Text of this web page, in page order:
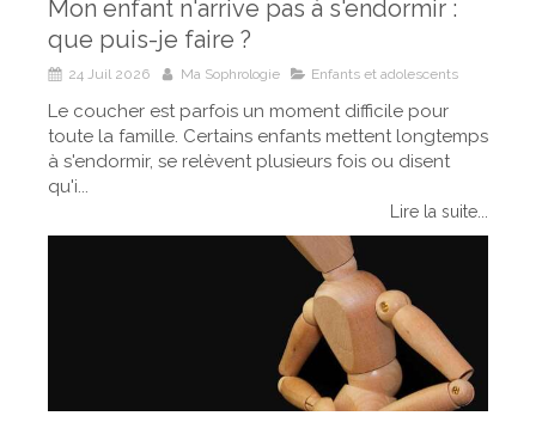
Mon enfant n'arrive pas à s'endormir :
que puis-je faire ?
24 Juil 2026 Ma Sophrologie Enfants et adolescents
Le coucher est parfois un moment difficile pour
toute la famille. Certains enfants mettent longtemps
à s'endormir, se relèvent plusieurs fois ou disent
qu'i...
Lire la suite...